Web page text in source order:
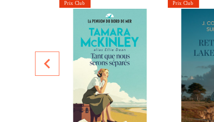
navigate_before